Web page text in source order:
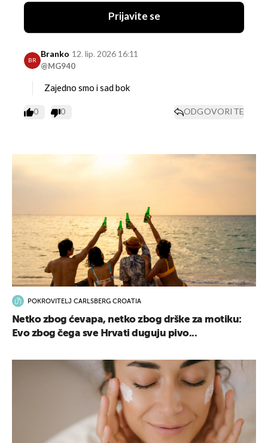
Prijavite se
BR
Branko
@MG940
12. lip. 2026 16:11
Zajedno smo i sad bok
0 0 ODGOVORITE
POKROVITELJ CARLSBERG CROATIA
Netko zbog ćevapa, netko zbog drške za motiku:
Evo zbog čega sve Hrvati duguju pivo...